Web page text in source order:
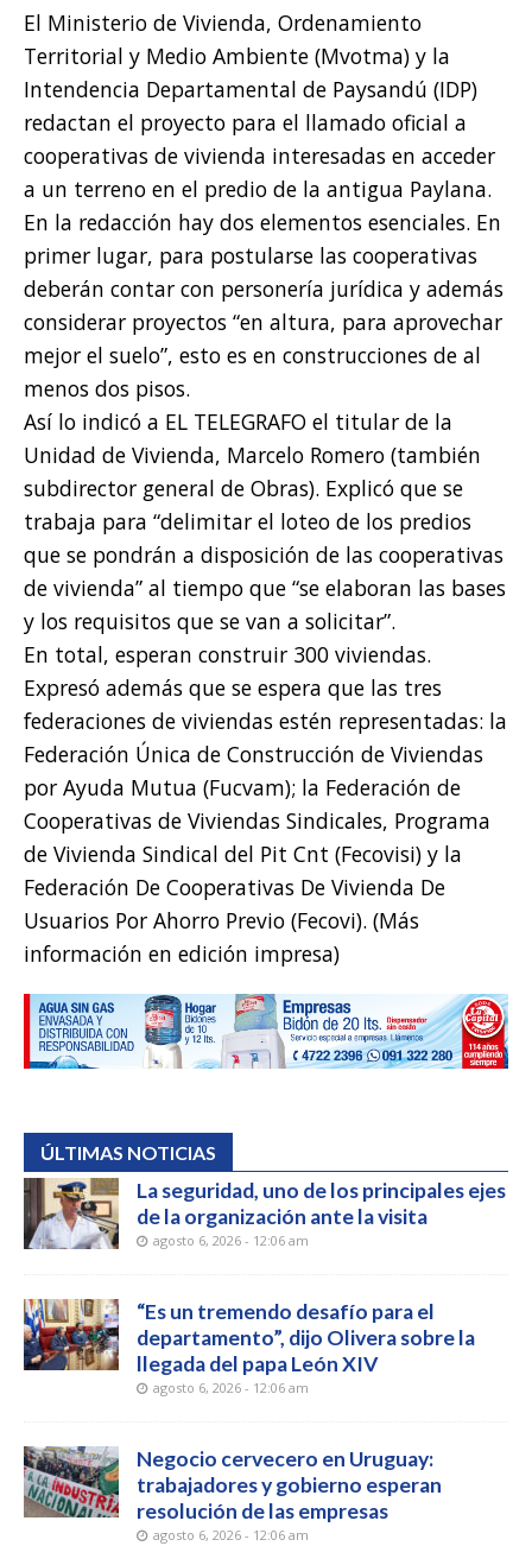
El Ministerio de Vivienda, Ordenamiento
Territorial y Medio Ambiente (Mvotma) y la
Intendencia Departamental de Paysandú (IDP)
redactan el proyecto para el llamado oficial a
cooperativas de vivienda interesadas en acceder
a un terreno en el predio de la antigua Paylana.
En la redacción hay dos elementos esenciales. En
primer lugar, para postularse las cooperativas
deberán contar con personería jurídica y además
considerar proyectos “en altura, para aprovechar
mejor el suelo”, esto es en construcciones de al
menos dos pisos.
Así lo indicó a EL TELEGRAFO el titular de la
Unidad de Vivienda, Marcelo Romero (también
subdirector general de Obras). Explicó que se
trabaja para “delimitar el loteo de los predios
que se pondrán a disposición de las cooperativas
de vivienda” al tiempo que “se elaboran las bases
y los requisitos que se van a solicitar”.
En total, esperan construir 300 viviendas.
Expresó además que se espera que las tres
federaciones de viviendas estén representadas: la
Federación Única de Construcción de Viviendas
por Ayuda Mutua (Fucvam); la Federación de
Cooperativas de Viviendas Sindicales, Programa
de Vivienda Sindical del Pit Cnt (Fecovisi) y la
Federación De Cooperativas De Vivienda De
Usuarios Por Ahorro Previo (Fecovi). (Más
información en edición impresa)
ÚLTIMAS NOTICIAS
La seguridad, uno de los principales ejes
de la organización ante la visita
agosto 6, 2026 - 12:06 am
“Es un tremendo desafío para el
departamento”, dijo Olivera sobre la
llegada del papa León XIV
agosto 6, 2026 - 12:06 am
Negocio cervecero en Uruguay:
trabajadores y gobierno esperan
resolución de las empresas
agosto 6, 2026 - 12:06 am